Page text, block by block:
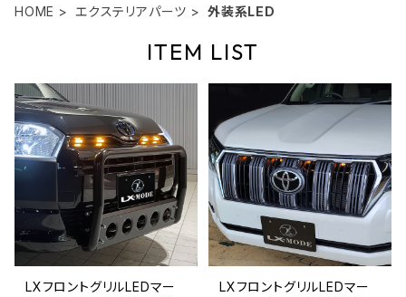
HOME エクステリアパーツ 外装系LED
ITEM LIST
LXフロントグリルLEDマー
LXフロントグリルLEDマー